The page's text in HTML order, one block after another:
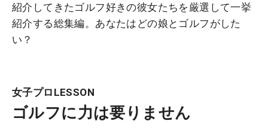
紹介してきたゴルフ好きの彼女たちを厳選して一挙
紹介する総集編。あなたはどの娘とゴルフがした
い？
女子プロLESSON
ゴルフに力は要りません